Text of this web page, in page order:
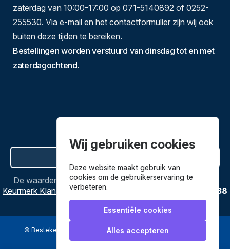
zaterdag van 10:00-17:00 op 071-5140892 of 0252-
255530. Via e-mail en het contactformulier zijn wij ook
buiten deze tijden te bereiken.
Bestellingen worden verstuurd van dinsdag tot en met
zaterdagochtend.
Hier de overeenkomst ontbinden
De waardering vanBestekenpannen.nlbijWebwinkel
Keurmerk Klantbeoordelingen
3638
reviews.
© Bestekenpannen.nl 2026 een webshop van
Wij gebruiken cookies
Deze website maakt gebruik van
cookies om de gebruikerservaring te
verbeteren.
Essentiële cookies
Alles accepteren